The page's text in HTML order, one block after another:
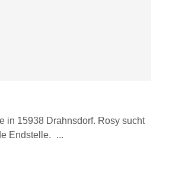
in 15938 Drahnsdorf. Rosy sucht
Endstelle.